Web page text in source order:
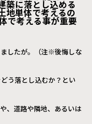
築に落とし込める
地単体で考えるの
で考える事が重要
したが。（注※後悔しな
う落とし込むか？とい
、道路や隣地、あるいは